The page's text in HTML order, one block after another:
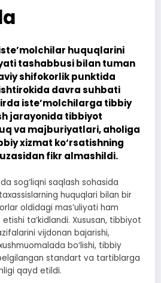
huquqlarini
tashabbusi bilan tuman
shifokorlik punktida
davra suhbati
iste’molchilarga tibbiy
jarayonida tibbiyot
va majburiyatlari, aholiga
xizmat ko‘rsatishning
fikr almashildi.
sog‘liqni saqlash sohasida
huquqlari bilan bir
oldidagi mas’uliyati ham
ta’kidlandi. Xususan, tibbiyot
vijdonan bajarishi,
bo‘lishi, tibbiy
standart va tartiblarga
qayd etildi.